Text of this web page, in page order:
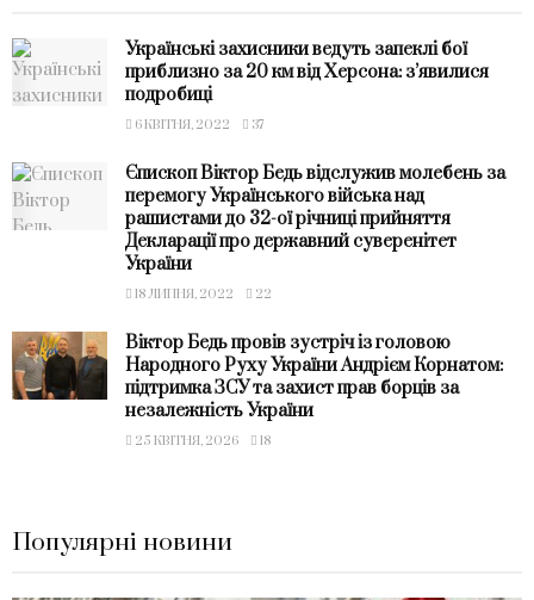
Українські захисники ведуть запеклі бої
приблизно за 20 км від Херсона: з’явилися
подробиці
6 КВІТНЯ, 2022 37
Єпископ Віктор Бедь відслужив молебень за
перемогу Українського війська над
рашистами до 32-ої річниці прийняття
Декларації про державний суверенітет
України
18 ЛИПНЯ, 2022 22
Віктор Бедь провів зустріч із головою
Народного Руху України Андрієм Корнатом:
підтримка ЗСУ та захист прав борців за
незалежність України
25 КВІТНЯ, 2026 18
Популярні новини